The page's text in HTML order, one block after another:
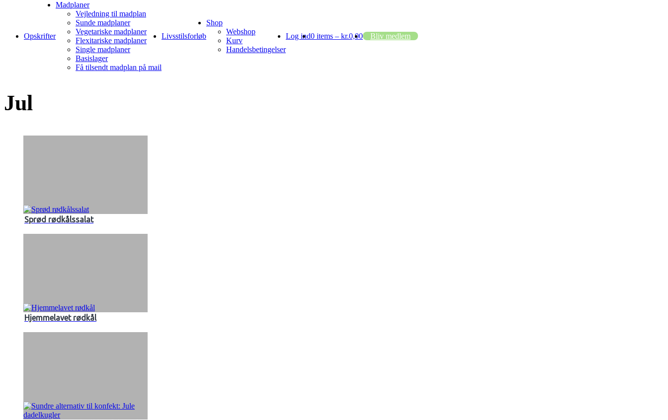
Opskrifter
Madplaner
Vejledning til madplan
Sunde madplaner
Vegetariske madplaner
Flexitariske madplaner
Single madplaner
Basislager
Få tilsendt madplan på mail
Livsstilsforløb
Shop
Webshop
Kurv
Handelsbetingelser
Log ind Bliv medlem
0 items – kr.0,00
Jul
Sprød rødkålssalat
Hjemmelavet rødkål